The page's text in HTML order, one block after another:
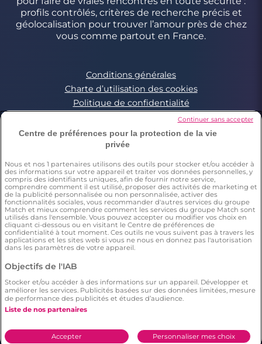
profils contrôlés, critères de recherche précis et
géolocalisation pour trouver l’amour près de chez
vous comme partout en France.
Conditions générales
Charte d’utilisation des cookies
Politique de confidentialité
Conditions Générales applicables aux Events
Signaler un contenu illégal
*Estimation du nombre de personnes ayant déjà fait une
rencontre sur Meetic en France, Italie et Espagne. Chiffre obtenu
par l’extrapolation des résultats d’une enquête réalisée par
Dynata en décembre 2023, sur 6011 personnes résidant en
France, Italie et Espagne âgés de plus de 18 ans,par rapport à la
population totale de cette tranche d’âge dans ces pays(Source
Eurostat 2023). Il résulte de cette étude que respectivement 15%
(en France), 12% (en Italie), 10% (en Espagne) des répondants ont
déclaré avoir déjà fait une rencontre sur Meetic.
**Chaque description et photo de profil est modérée
échantillon représentatif de 2006 personnes de 18 ans et plus en
d'utilisateurs sur Meetic (=397 répondants) a un plus grand
nombre de relations longues (plus de 6 mois), en comparaison
aux autres sites/applications de rencontre.
****Selon une étude Dynata réalisée en décembre 2023 auprès
connaître un couple qui s’est formé sur Meetic.
Centre de préférences pour la protection de la vie
privée
Nous et nos 1 partenaires utilisons des outils pour stocker et/ou accéder à
des informations sur votre appareil et traiter vos données personnelles, y
compris des identifiants uniques, afin de fournir notre service,
comprendre comment il est utilisé, proposer des activités de marketing et
de la publicité personnalisée ou non personnalisée, activer des
fonctionnalités sociales, vous recommander d'autres services du groupe
Match et mieux comprendre comment les services du groupe Match sont
utilisés dans l'ensemble. Vous pouvez accepter ou modifier vos choix en
cliquant ci-dessous ou en visitant le Centre de préférences de
confidentialité à tout moment. Ces outils ne vous suivent pas à travers les
applications et les sites web si vous ne nous en donnez pas l'autorisation
dans les paramètres de votre appareil.
Objectifs de l'IAB
Stocker et/ou accéder à des informations sur un appareil. Développer et
améliorer les services. Publicités basées sur des données limitées, mesure
de performance des publicités et études d’audience.
Liste de nos partenaires
Personnaliser mes choix
Accepter
Continuer sans accepter